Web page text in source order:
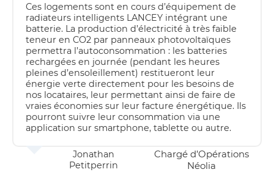
Ces logements sont en cours d’équipement de
radiateurs intelligents LANCEY intégrant une
batterie. La production d’électricité à très faible
teneur en CO2 par panneaux photovoltaïques
permettra l’autoconsommation : les batteries
rechargées en journée (pendant les heures
pleines d’ensoleillement) restitueront leur
énergie verte directement pour les besoins de
nos locataires, leur permettant ainsi de faire de
vraies économies sur leur facture énergétique. Ils
pourront suivre leur consommation via une
application sur smartphone, tablette ou autre.
Jonathan
Petitperrin
Chargé d’Opérations
Néolia